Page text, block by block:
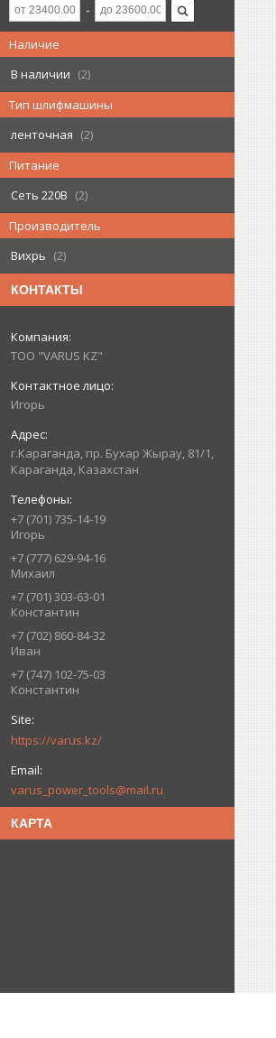
Наличие
В наличии
2
Тип шлифмашины
ленточная
2
Питание
Сеть 220В
2
Производитель
Вихрь
2
КОНТАКТЫ
ТОО "VARUS KZ"
Игорь
г.Караганда, пр. Бухар Жырау, 81/1,
Караганда, Казахстан
+7 (701) 735-14-19
Игорь
+7 (777) 629-94-16
Михаил
+7 (701) 303-63-01
Константин
+7 (702) 860-84-32
Иван
+7 (747) 102-75-03
Константин
https://varus.kz/
varus_power_tools@mail.ru
КАРТА